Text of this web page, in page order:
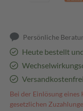
Persönliche
Heute bestellt
Bei der Einlösung eines
gesetzlichen